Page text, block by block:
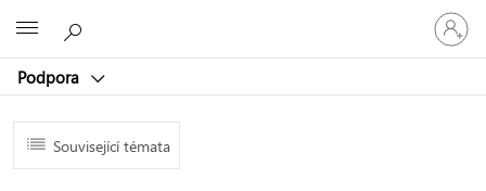
Podpora
Přihlaste
se
ke
účtu
Související témata